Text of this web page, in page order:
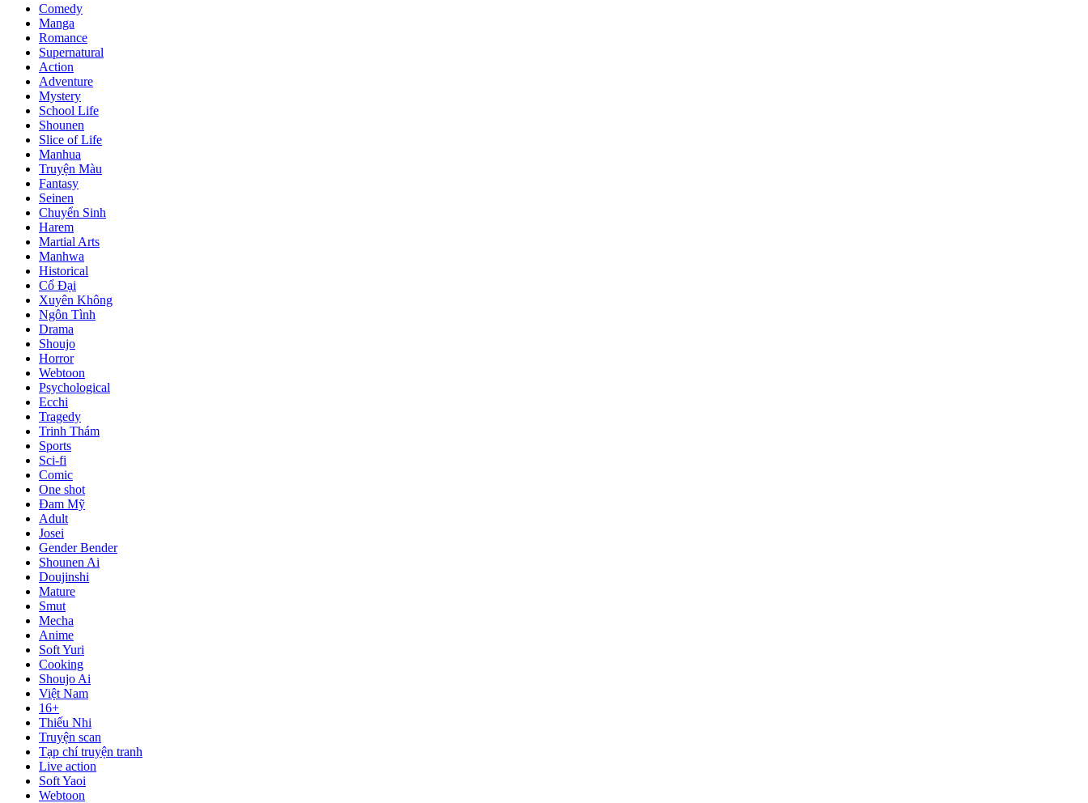
Comedy
Manga
Romance
Supernatural
Action
Adventure
Mystery
School Life
Shounen
Slice of Life
Manhua
Truyện Màu
Fantasy
Seinen
Chuyển Sinh
Harem
Martial Arts
Manhwa
Historical
Cổ Đại
Xuyên Không
Ngôn Tình
Drama
Shoujo
Horror
Webtoon
Psychological
Ecchi
Tragedy
Trinh Thám
Sports
Sci-fi
Comic
One shot
Đam Mỹ
Adult
Josei
Gender Bender
Shounen Ai
Doujinshi
Mature
Smut
Mecha
Anime
Soft Yuri
Cooking
Shoujo Ai
Việt Nam
16+
Thiếu Nhi
Truyện scan
Tạp chí truyện tranh
Live action
Soft Yaoi
Webtoon